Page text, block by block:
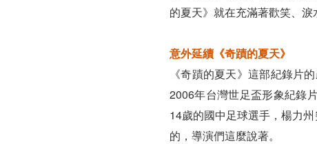
的夏天》就在充滿著歡笑、
意外延續《奇蹟的夏天》
《奇蹟的夏天》這部紀錄片
2006年台灣世足盃形象紀錄
14歲的國中足球選手，楊力
的，導演們這麼說著。